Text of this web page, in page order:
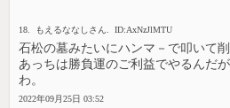
18. もえるななしさん. ID:AxNzJlMTU
石松の墓みたいにハンマ－で叩いて
あっちは勝負運のご利益でやるんだ
わ。
2022年09月25日 03:52